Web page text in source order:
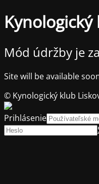
Mód údržby je
Site will be available
© Kynologický klub
Prihlásenie